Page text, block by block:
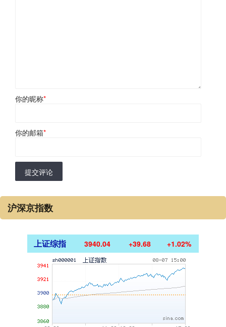
你的昵称*
你的邮箱*
提交评论
沪深京指数
上证综指 3940.04 +39.68 +1.02%